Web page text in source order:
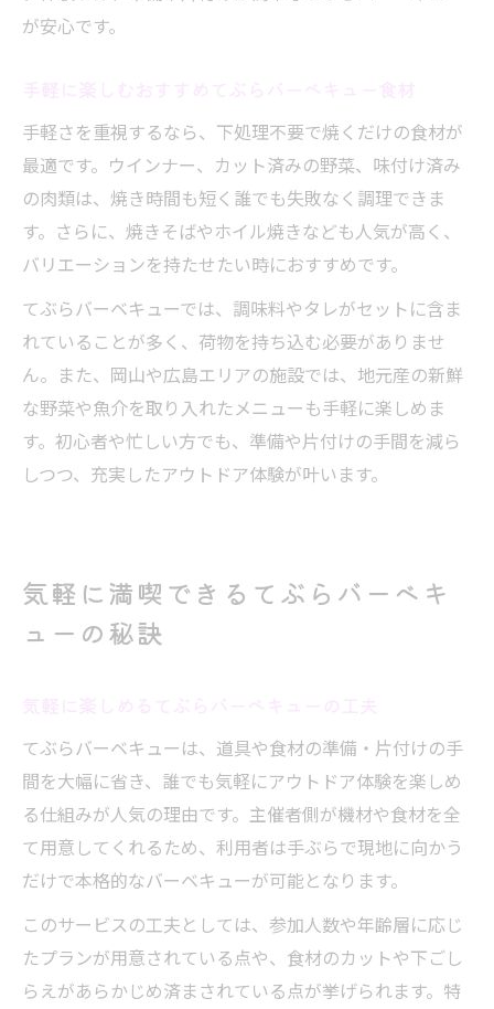
が安心です。
手軽さを重視するなら、下処理不要で焼くだけの食材が
最適です。ウインナー、カット済みの野菜、味付け済み
の肉類は、焼き時間も短く誰でも失敗なく調理できま
す。さらに、焼きそばやホイル焼きなども人気が高く、
バリエーションを持たせたい時におすすめです。
てぶらバーベキューでは、調味料やタレがセットに含ま
れていることが多く、荷物を持ち込む必要がありませ
ん。また、岡山や広島エリアの施設では、地元産の新鮮
な野菜や魚介を取り入れたメニューも手軽に楽しめま
す。初心者や忙しい方でも、準備や片付けの手間を減ら
しつつ、充実したアウトドア体験が叶います。
気軽に満喫できるてぶらバーベキ
ューの秘訣
てぶらバーベキューは、道具や食材の準備・片付けの手
間を大幅に省き、誰でも気軽にアウトドア体験を楽しめ
る仕組みが人気の理由です。主催者側が機材や食材を全
て用意してくれるため、利用者は手ぶらで現地に向かう
だけで本格的なバーベキューが可能となります。
このサービスの工夫としては、参加人数や年齢層に応じ
たプランが用意されている点や、食材のカットや下ごし
らえがあらかじめ済まされている点が挙げられます。特